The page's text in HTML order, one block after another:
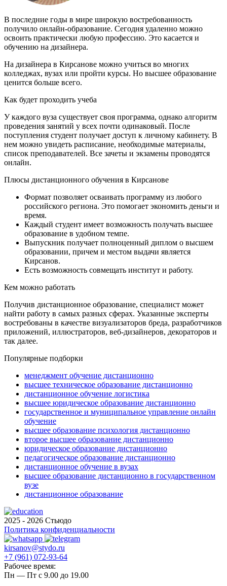
В последние годы в мире широкую востребованность
получило онлайн-образование. Сегодня удаленно можно
освоить практически любую профессию. Это касается и
обучению на дизайнера.
На дизайнера в Кирсанове можно учиться во многих
колледжах, вузах или пройти курсы. Но высшее образование
ценится больше всего.
Как будет проходить учеба
У каждого вуза существует своя программа, однако алгоритм
проведения занятий у всех почти одинаковый. После
поступления студент получает доступ к личному кабинету. В
нем можно увидеть расписание, необходимые материалы,
список преподавателей. Все зачеты и экзамены проводятся
онлайн.
Плюсы дистанционного обучения в Кирсанове
Формат позволяет осваивать программу из любого
российского региона. Это помогает экономить деньги и
время.
Каждый студент имеет возможность получать высшее
образование в удобном темпе.
Выпускник получает полноценный диплом о высшем
образовании, причем и местом выдачи является
Кирсанов.
Есть возможность совмещать институт и работу.
Кем можно работать
Получив дистанционное образование, специалист может
найти работу в самых разных сферах. Указанные эксперты
востребованы в качестве визуализаторов бреда, разработчиков
приложений, иллюстраторов, веб-дизайнеров, декораторов и
так далее.
Популярные подборки
менеджмент обучение дистанционно
высшее техническое образование дистанционно
дистанционное обучение логистика
высшее юридическое образование дистанционно
государственное и муниципальное управление онлайн
обучение
высшее образование психология дистанционно
второе высшее образование дистанционно
юридическое образование дистанционно
педагогическое образование дистанционно
дистанционное обучение в вузах
высшее образование дистанционно в государственном
вузе
дистанционное образование
2025 - 2026 Стьюдо
Политика конфиденциальности
kirsanov@stydo.ru
+7 (961) 072-93-64
Рабочее время:
Пн — Пт с 9.00 до 19.00